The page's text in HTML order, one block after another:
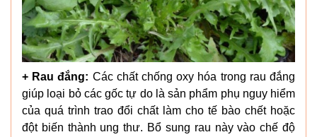
+ Rau đắng: Các chất chống oxy hóa trong rau đắng
giúp loại bỏ các gốc tự do là sản phẩm phụ nguy hiểm
của quá trình trao đổi chất làm cho tế bào chết hoặc
đột biến thành ung thư. Bổ sung rau này vào chế độ